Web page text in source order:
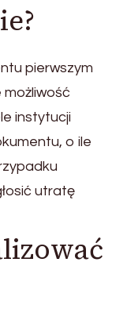
pierwszym
możliwość
instytucji
o ile
utratę